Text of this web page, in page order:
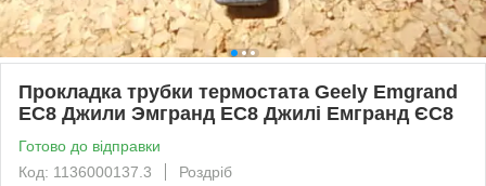
Прокладка трубки термостата Geely Emgrand
ЕС8 Джили Эмгранд ЕС8 Джилі Емгранд ЄС8
Готово до відправки
Код: 1136000137.3
Роздріб